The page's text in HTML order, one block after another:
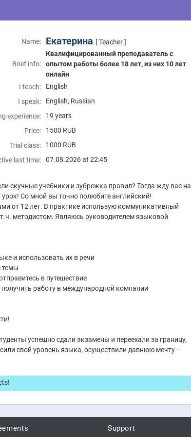
Name: Екатерина [ Teacher ]
Brief info:
Квалифицированный преподаватель с
опытом работы более 18 лет, из них 10 лет
онлайн
I teach:
English
I speak:
English, Russian
experience:
19 years
Price:
1500 RUB
Trial class:
1000 RUB
last time:
07.08.2026 at 22:45
скучные учебники и зубрежка правил? Тогда жду вас на
Со мной вы точно полюбите английский!
от 12 лет. В практике использую коммуникативный
методистом. Являюсь руководителем языковой
и использовать их в речи
темы
в путешествие
работу в международной компании
успешно сдали экзамены и переехали за границу,
свой уровень языка, осуществили давнюю мечту –
Support